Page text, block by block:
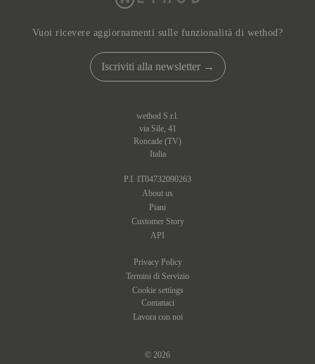
Vuoi ricevere aggiornamenti sulle funzionalità di wethod?
Iscriviti alla newsletter →
wethod S.r.l.
via Sile, 41
Roncade (TV)
Italia
P.I. IT04732090263
About us
Piani
Customer Story
API
Privacy Policy
Termini di Servizio
Cookie settings
Contattaci
Lavora con noi
© 2026